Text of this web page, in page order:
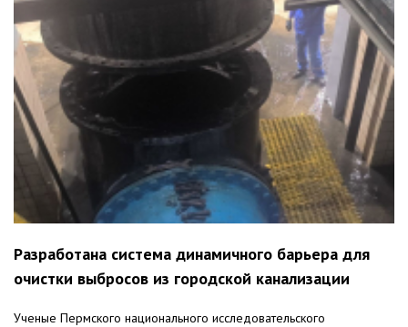
Разработана система динамичного барьера для
очистки выбросов из городской канализации
Ученые Пермского национального исследовательского